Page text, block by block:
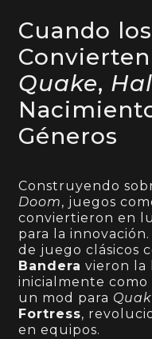
Cuando
Quake,
Géneros
Construyendo
Doom, juegos
conviertieron en
para la
de juego clásicos
Bandera vieron la
inicialmente como
un mod para
Fortress,
en equipos.